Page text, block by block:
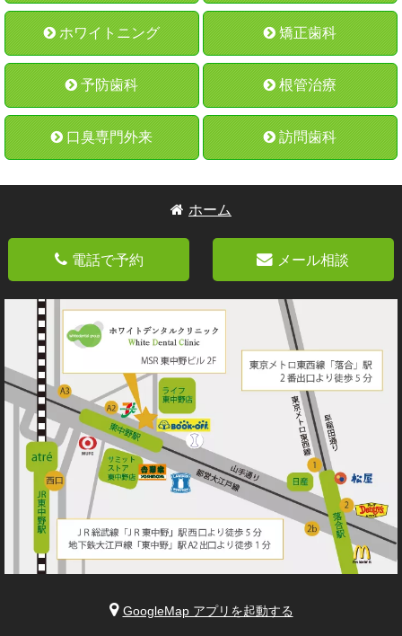
ホワイトニング 矯正歯科
予防歯科 根管治療
口臭専門外来 訪問歯科
ホーム
電話で予約 メール相談
GoogleMap アプリを起動する